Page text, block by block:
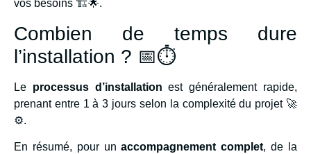
vos besoins 🏗️🌟.
Combien de temps dure
l’installation ? 📅⏱️
Le processus d’installation est généralement rapide,
prenant entre 1 à 3 jours selon la complexité du projet 🚀
⚙️.
En résumé, pour unaccompagnement complet, de la